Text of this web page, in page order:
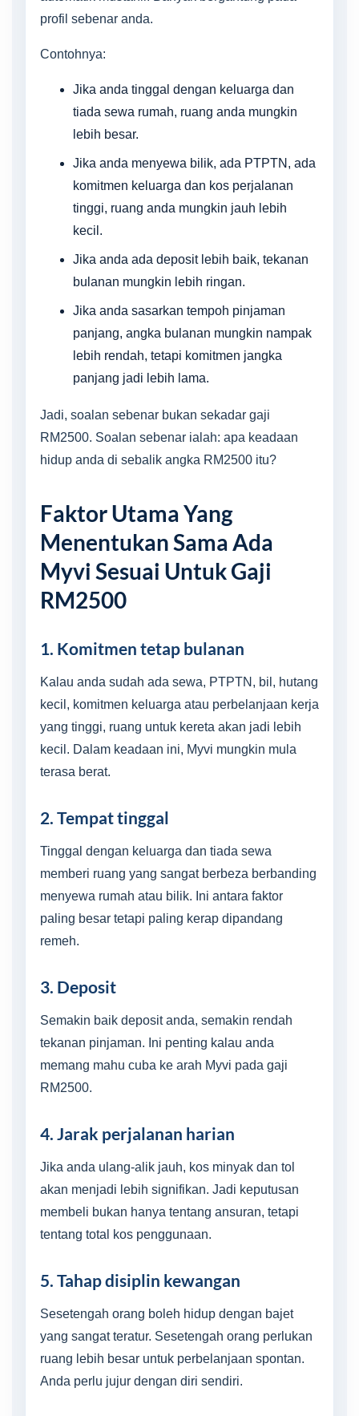
profil sebenar anda.
Contohnya:
Jika anda tinggal dengan keluarga dan
tiada sewa rumah, ruang anda mungkin
lebih besar.
Jika anda menyewa bilik, ada PTPTN, ada
komitmen keluarga dan kos perjalanan
tinggi, ruang anda mungkin jauh lebih
kecil.
Jika anda ada deposit lebih baik, tekanan
bulanan mungkin lebih ringan.
Jika anda sasarkan tempoh pinjaman
panjang, angka bulanan mungkin nampak
lebih rendah, tetapi komitmen jangka
panjang jadi lebih lama.
Jadi, soalan sebenar bukan sekadar gaji
RM2500. Soalan sebenar ialah: apa keadaan
hidup anda di sebalik angka RM2500 itu?
Faktor Utama Yang
Menentukan Sama Ada
Myvi Sesuai Untuk Gaji
RM2500
1. Komitmen tetap bulanan
Kalau anda sudah ada sewa, PTPTN, bil, hutang
kecil, komitmen keluarga atau perbelanjaan kerja
yang tinggi, ruang untuk kereta akan jadi lebih
kecil. Dalam keadaan ini, Myvi mungkin mula
terasa berat.
2. Tempat tinggal
Tinggal dengan keluarga dan tiada sewa
memberi ruang yang sangat berbeza berbanding
menyewa rumah atau bilik. Ini antara faktor
paling besar tetapi paling kerap dipandang
remeh.
3. Deposit
Semakin baik deposit anda, semakin rendah
tekanan pinjaman. Ini penting kalau anda
memang mahu cuba ke arah Myvi pada gaji
RM2500.
4. Jarak perjalanan harian
Jika anda ulang-alik jauh, kos minyak dan tol
akan menjadi lebih signifikan. Jadi keputusan
membeli bukan hanya tentang ansuran, tetapi
tentang total kos penggunaan.
5. Tahap disiplin kewangan
Sesetengah orang boleh hidup dengan bajet
yang sangat teratur. Sesetengah orang perlukan
ruang lebih besar untuk perbelanjaan spontan.
Anda perlu jujur dengan diri sendiri.